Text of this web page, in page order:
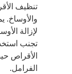
تنظيف
والأوساخ.
لإزالة
تجنب
الأقراص
الفرامل.